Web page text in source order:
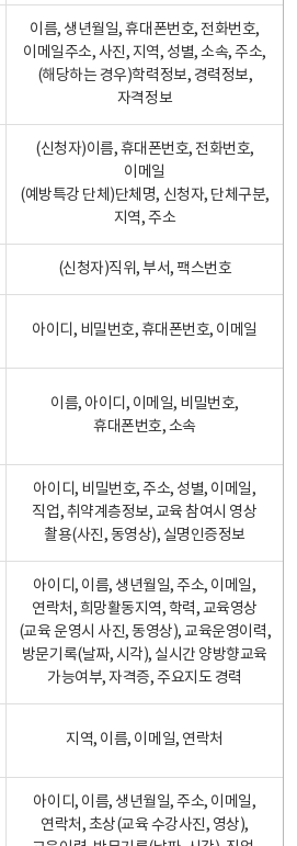
이름, 생년월일, 휴대폰번호, 전화번호,
이메일주소, 사진, 지역, 성별, 소속, 주소,
(해당하는 경우)학력정보, 경력정보,
자격정보
(신청자)이름, 휴대폰번호, 전화번호,
이메일
(예방특강 단체)단체명, 신청자, 단체구분,
지역, 주소
(신청자)직위, 부서, 팩스번호
아이디, 비밀번호, 휴대폰번호, 이메일
이름, 아이디, 이메일, 비밀번호,
휴대폰번호, 소속
아이디, 비밀번호, 주소, 성별, 이메일,
직업, 취약계층정보, 교육 참여시 영상
촬용(사진, 동영상), 실명인증정보
아이디, 이름, 생년월일, 주소, 이메일,
연락처, 희망활동지역, 학력, 교육영상
(교육 운영시 사진, 동영상), 교육운영이력,
방문기록(날짜, 시각), 실시간 양방향교육
가능여부, 자격증, 주요지도 경력
지역, 이름, 이메일, 연락처
아이디, 이름, 생년월일, 주소, 이메일,
연락처, 초상(교육 수강사진, 영상),